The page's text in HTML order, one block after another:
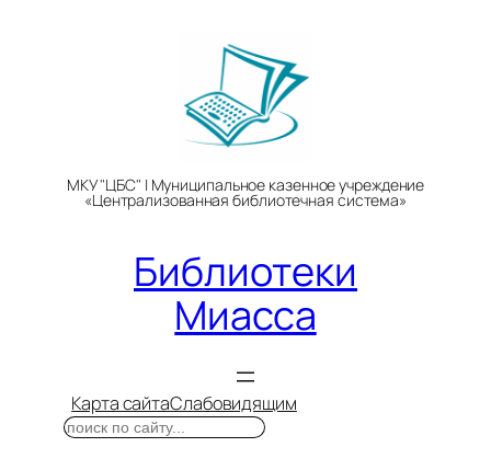
МКУ "ЦБС" | Муниципальное казенное учреждение
«Централизованная библиотечная система»
Библиотеки
Миасса
Карта сайтаСлабовидящим
Поиск